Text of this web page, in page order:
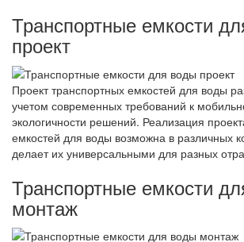
Транспортные емкости
проект
Проект транспортных емкостей для воды
учетом современных требований к
экологичности решений. Реализация
емкостей для воды возможна в различных
делает их универсальными для разных
Транспортные емкости
монтаж